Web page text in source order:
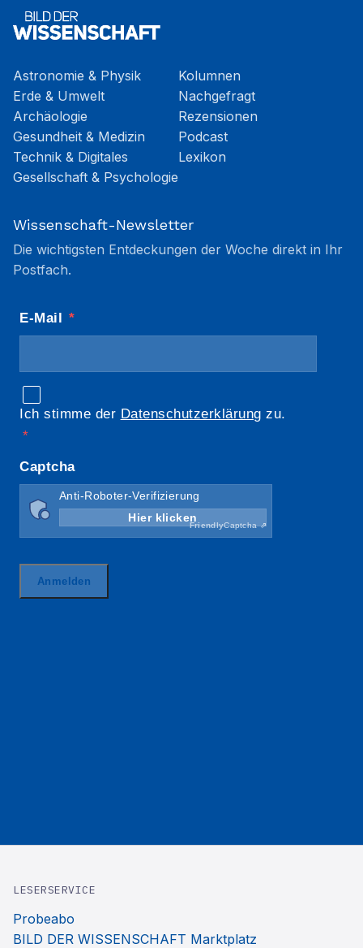
Astronomie & Physik
Erde & Umwelt
Archäologie
Gesundheit & Medizin
Technik & Digitales
Gesellschaft & Psychologie
Kolumnen
Nachgefragt
Rezensionen
Podcast
Lexikon
Wissenschaft-Newsletter
Die wichtigsten Entdeckungen der Woche direkt in Ihr
Postfach.
LESERSERVICE
Probeabo
BILD DER WISSENSCHAFT Marktplatz